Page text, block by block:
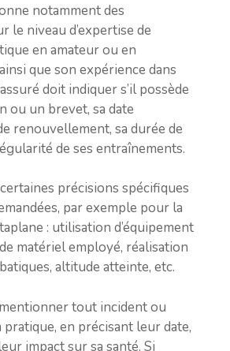
notamment des
le niveau d’expertise de
en amateur ou en
que son expérience dans
doit indiquer s’il possède
ou un brevet, sa date
renouvellement, sa durée de
de ses entraînements.
précisions spécifiques
par exemple pour la
: utilisation d’équipement
matériel employé, réalisation
altitude atteinte, etc.
tout incident ou
pratique, en précisant leur date,
impact sur sa santé. Si